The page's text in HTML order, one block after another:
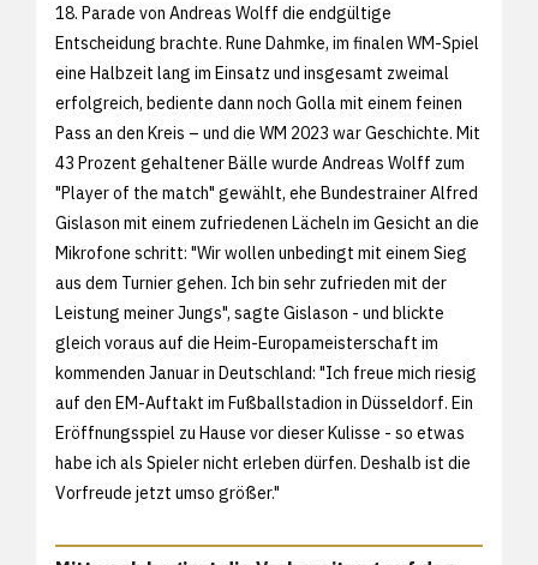
18. Parade von Andreas Wolff die endgültige
Entscheidung brachte. Rune Dahmke, im finalen WM-Spiel
eine Halbzeit lang im Einsatz und insgesamt zweimal
erfolgreich, bediente dann noch Golla mit einem feinen
Pass an den Kreis – und die WM 2023 war Geschichte. Mit
43 Prozent gehaltener Bälle wurde Andreas Wolff zum
"Player of the match" gewählt, ehe Bundestrainer Alfred
Gislason mit einem zufriedenen Lächeln im Gesicht an die
Mikrofone schritt: "Wir wollen unbedingt mit einem Sieg
aus dem Turnier gehen. Ich bin sehr zufrieden mit der
Leistung meiner Jungs", sagte Gislason - und blickte
gleich voraus auf die Heim-Europameisterschaft im
kommenden Januar in Deutschland: "Ich freue mich riesig
auf den EM-Auftakt im Fußballstadion in Düsseldorf. Ein
Eröffnungsspiel zu Hause vor dieser Kulisse - so etwas
habe ich als Spieler nicht erleben dürfen. Deshalb ist die
Vorfreude jetzt umso größer."